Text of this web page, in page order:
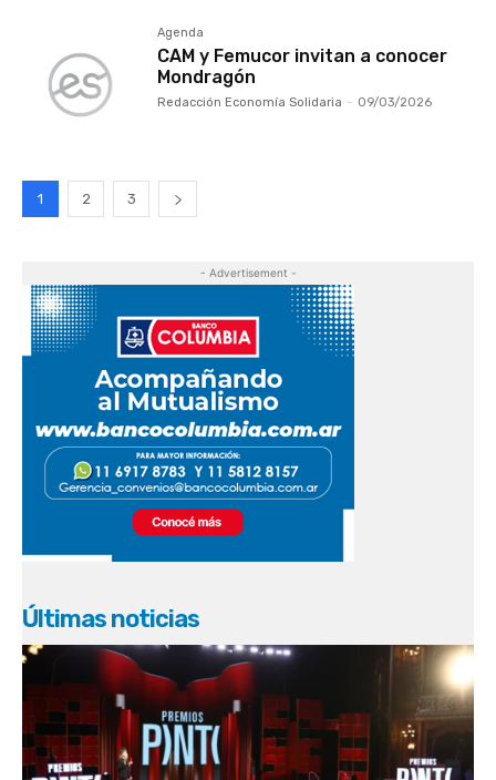
Agenda
CAM y Femucor invitan a conocer
Mondragón
Redacción Economía Solidaria - 09/03/2026
1 2 3
- Advertisement -
Últimas noticias